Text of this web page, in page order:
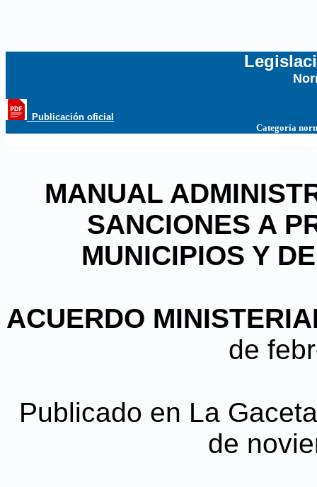
_Publicación oficial
Categoría
MANUAL
SANCIONES A
MUNICIPIOS Y
ACUERDO
de
Publicado en La
de